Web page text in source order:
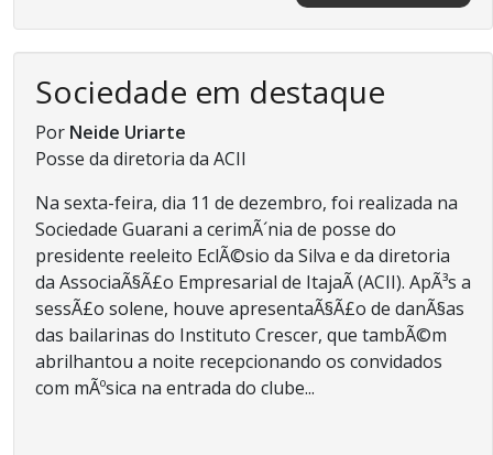
Sociedade em destaque
Por Neide Uriarte
Posse da diretoria da ACII
Na sexta-feira, dia 11 de dezembro, foi realizada na
Sociedade Guarani a cerimÃ´nia de posse do
presidente reeleito EclÃ©sio da Silva e da diretoria
da AssociaÃ§Ã£o Empresarial de ItajaÃ­ (ACII). ApÃ³s a
sessÃ£o solene, houve apresentaÃ§Ã£o de danÃ§as
das bailarinas do Instituto Crescer, que tambÃ©m
abrilhantou a noite recepcionando os convidados
com mÃºsica na entrada do clube...